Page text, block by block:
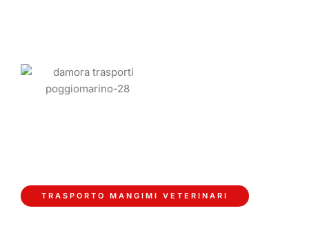
TRASPORTO MANGIMI VETERINARI